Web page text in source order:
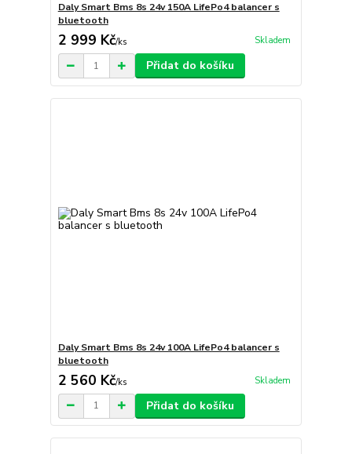
Daly Smart Bms 8s 24v 150A LifePo4 balancer s
bluetooth
2 999 Kč/ks Skladem
Přidat do košíku
Daly Smart Bms 8s 24v 100A LifePo4 balancer s
bluetooth
2 560 Kč/ks Skladem
Přidat do košíku